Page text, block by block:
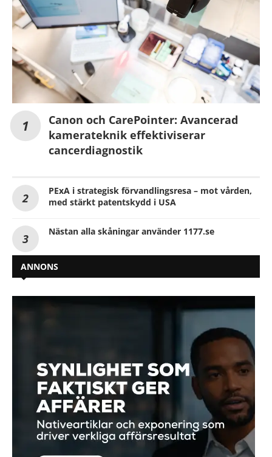
Canon och CarePointer: Avancerad
kamerateknik effektiviserar
cancerdiagnostik
PExA i strategisk förvandlingsresa – mot vården,
med stärkt patentskydd i USA
Nästan alla skåningar använder 1177.se
ANNONS